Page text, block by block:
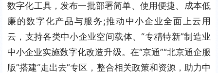
数字化工具，发布一批部署简单、使用便捷、成本低
廉的数字化产品与服务;推动中小企业全面上云用
云，支持各类中小企业空间载体、“专精特新”制造业
中小企业实施数字化改造升级。在“京通”“北京通企服
版”搭建“走出去”专区，整合相关政策和资源，助力中